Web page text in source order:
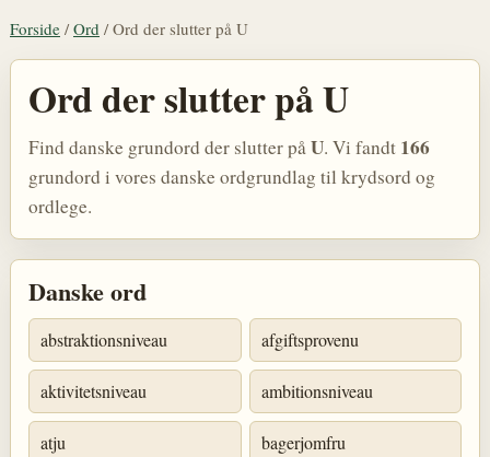
Forside / Ord / Ord der slutter på U
Ord der slutter på U
Find danske grundord der slutter påU. Vi fandt 166
grundord i vores danske ordgrundlag til krydsord og
ordlege.
Danske ord
abstraktionsniveau afgiftsprovenu
aktivitetsniveau ambitionsniveau
atju bagerjomfru